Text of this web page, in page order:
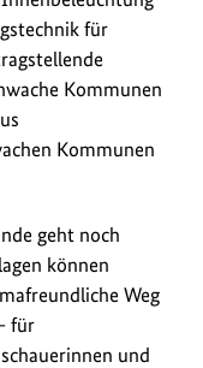
für
Kommunen
Kommunen
geht noch
können
Weg
für
und